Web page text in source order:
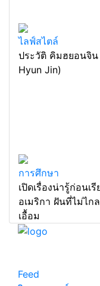
ไลฟ์สไตล์
ประวัติ คิมฮยอนจิน
Hyun Jin)
การศึกษา
เปิดเรื่องน่ารู้ก่อนเ
อเมริกา ฝันที่ไม่ไก
เอื้อม
Feed